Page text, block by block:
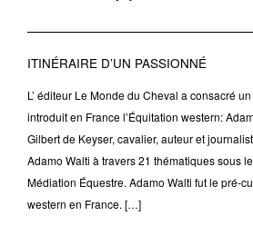
ITINÉRAIRE D’UN PASSIONNÉ
L’ éditeur Le Monde du Cheval a consacré
introduit en France l’Équitation western:
Gilbert de Keyser, cavalier, auteur et
Adamo Walti à travers 21 thématiques sous
Médiation Équestre. Adamo Walti fut le pré-
western en France. […]